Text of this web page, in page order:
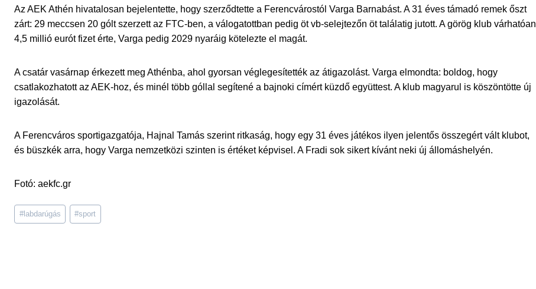
Az AEK Athén hivatalosan bejelentette, hogy szerződtette a Ferencvárostól Varga Barnabást. A 31 éves támadó remek őszt
zárt: 29 meccsen 20 gólt szerzett az FTC-ben, a válogatottban pedig öt vb-selejtezőn öt találatig jutott. A görög klub várhatóan
4,5 millió eurót fizet érte, Varga pedig 2029 nyaráig kötelezte el magát.
A csatár vasárnap érkezett meg Athénba, ahol gyorsan véglegesítették az átigazolást. Varga elmondta: boldog, hogy
csatlakozhatott az AEK-hoz, és minél több góllal segítené a bajnoki címért küzdő együttest. A klub magyarul is köszöntötte új
igazolását.
A Ferencváros sportigazgatója, Hajnal Tamás szerint ritkaság, hogy egy 31 éves játékos ilyen jelentős összegért vált klubot,
és büszkék arra, hogy Varga nemzetközi szinten is értéket képvisel. A Fradi sok sikert kívánt neki új állomáshelyén.
Fotó: aekfc.gr
Post
Tags:
#labdarúgás #sport